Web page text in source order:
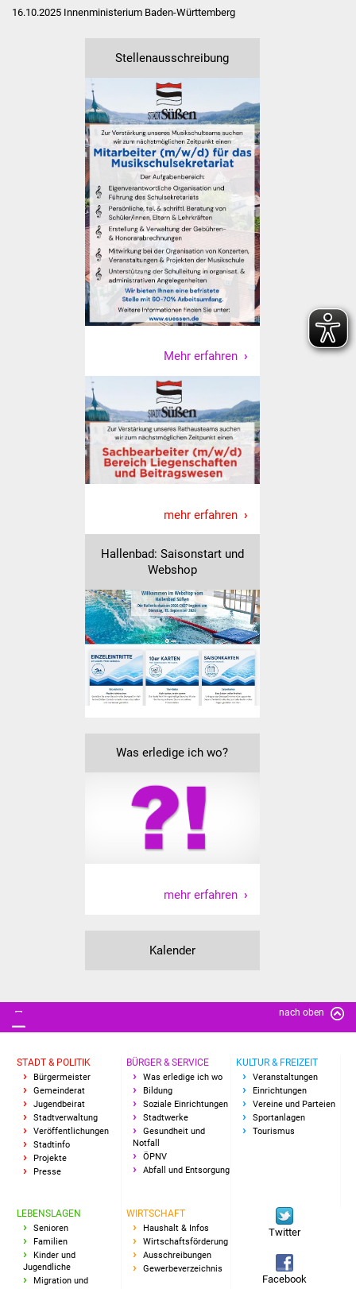
Pflegeheim
Familien
Kinder und Jugendliche
Schülerferienprogramm
Migration und Integration
Freundeskreis Asyl
Ukraine-Hilfe
Wohnen
Bauen in Süßen
Baugrundstücke
Wirtschaft
Haushalt & Infos
Wirtschaftsförderung
Gewerbeimmobilien
IKG Auen
Ausschreibungen
Öffentliche
Ausschreibung
Ausschreibung
Beschränkte
Ausschreibung
16.10.2025 Innenministerium Baden-Württemberg
Stellenausschreibung
Mehr erfahren
mehr erfahren
Hallenbad: Saisonstart und
Webshop
Was erledige ich wo?
mehr erfahren
Kalender
nach oben
STADT & POLITIK
Bürgermeister
Gemeinderat
Jugendbeirat
Stadtverwaltung
Veröffentlichungen
Stadtinfo
Projekte
Presse
BÜRGER & SERVICE
Was erledige ich wo
Bildung
Soziale Einrichtungen
Stadtwerke
Gesundheit und
Notfall
ÖPNV
Abfall und Entsorgung
KULTUR & FREIZEIT
Veranstaltungen
Einrichtungen
Vereine und Parteien
Sportanlagen
Tourismus
LEBENSLAGEN
Senioren
Familien
Kinder und
Jugendliche
Migration und
WIRTSCHAFT
Haushalt & Infos
Wirtschaftsförderung
Ausschreibungen
Gewerbeverzeichnis
Twitter
Facebook